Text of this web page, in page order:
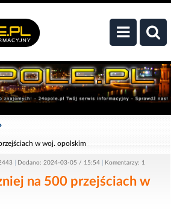
w woj. opolskim
Dodano: 2024-03-05 / 15:54 Komentarzy: 1
na 500 przejściach w